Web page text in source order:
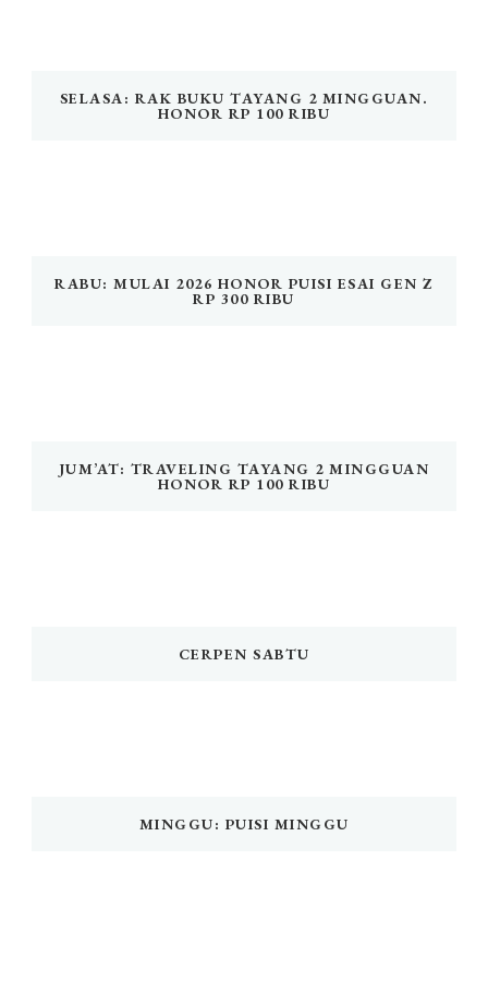
SELASA: RAK BUKU TAYANG 2 MINGGUAN.
HONOR RP 100 RIBU
RABU: MULAI 2026 HONOR PUISI ESAI GEN Z
RP 300 RIBU
JUM’AT: TRAVELING TAYANG 2 MINGGUAN
HONOR RP 100 RIBU
CERPEN SABTU
MINGGU: PUISI MINGGU